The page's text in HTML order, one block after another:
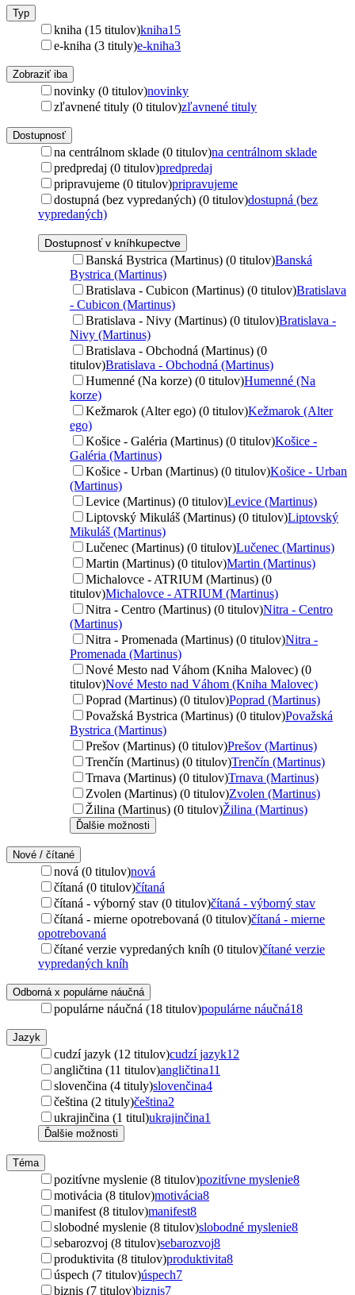
Typ
kniha (15 titulov)kniha15
e-kniha (3 tituly)e-kniha3
Zobraziť iba
novinky (0 titulov)novinky
zľavnené tituly (0 titulov)zľavnené tituly
Dostupnosť
na centrálnom sklade (0 titulov)na centrálnom sklade
predpredaj (0 titulov)predpredaj
pripravujeme (0 titulov)pripravujeme
dostupná (bez vypredaných) (0 titulov)dostupná (bez
vypredaných)
Dostupnosť v kníhkupectve
Banská Bystrica (Martinus) (0 titulov)Banská
Bystrica (Martinus)
Bratislava - Cubicon (Martinus) (0 titulov)Bratislava
- Cubicon (Martinus)
Bratislava - Nivy (Martinus) (0 titulov)Bratislava -
Nivy (Martinus)
Bratislava - Obchodná (Martinus) (0
titulov)Bratislava - Obchodná (Martinus)
Humenné (Na korze) (0 titulov)Humenné (Na
korze)
Kežmarok (Alter ego) (0 titulov)Kežmarok (Alter
ego)
Košice - Galéria (Martinus) (0 titulov)Košice -
Galéria (Martinus)
Košice - Urban (Martinus) (0 titulov)Košice - Urban
(Martinus)
Levice (Martinus) (0 titulov)Levice (Martinus)
Liptovský Mikuláš (Martinus) (0 titulov)Liptovský
Mikuláš (Martinus)
Lučenec (Martinus) (0 titulov)Lučenec (Martinus)
Martin (Martinus) (0 titulov)Martin (Martinus)
Michalovce - ATRIUM (Martinus) (0
titulov)Michalovce - ATRIUM (Martinus)
Nitra - Centro (Martinus) (0 titulov)Nitra - Centro
(Martinus)
Nitra - Promenada (Martinus) (0 titulov)Nitra -
Promenada (Martinus)
Nové Mesto nad Váhom (Kniha Malovec) (0
titulov)Nové Mesto nad Váhom (Kniha Malovec)
Poprad (Martinus) (0 titulov)Poprad (Martinus)
Považská Bystrica (Martinus) (0 titulov)Považská
Bystrica (Martinus)
Prešov (Martinus) (0 titulov)Prešov (Martinus)
Trenčín (Martinus) (0 titulov)Trenčín (Martinus)
Trnava (Martinus) (0 titulov)Trnava (Martinus)
Zvolen (Martinus) (0 titulov)Zvolen (Martinus)
Žilina (Martinus) (0 titulov)Žilina (Martinus)
Ďalšie možnosti
Nové / čítané
nová (0 titulov)nová
čítaná (0 titulov)čítaná
čítaná - výborný stav (0 titulov)čítaná - výborný stav
čítaná - mierne opotrebovaná (0 titulov)čítaná - mierne
opotrebovaná
čítané verzie vypredaných kníh (0 titulov)čítané verzie
vypredaných kníh
Odborná x populárne náučná
populárne náučná (18 titulov)populárne náučná18
Jazyk
cudzí jazyk (12 titulov)cudzí jazyk12
angličtina (11 titulov)angličtina11
slovenčina (4 tituly)slovenčina4
čeština (2 tituly)čeština2
ukrajinčina (1 titul)ukrajinčina1
Ďalšie možnosti
Téma
pozitívne myslenie (8 titulov)pozitívne myslenie8
motivácia (8 titulov)motivácia8
manifest (8 titulov)manifest8
slobodné myslenie (8 titulov)slobodné myslenie8
sebarozvoj (8 titulov)sebarozvoj8
produktivita (8 titulov)produktivita8
úspech (7 titulov)úspech7
biznis (7 titulov)biznis7